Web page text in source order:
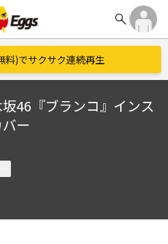
search
料)でサクサク連続再生
46『ブランコ』インス
バー